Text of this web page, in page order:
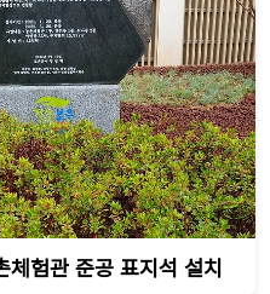
체험관 준공 표지석 설치